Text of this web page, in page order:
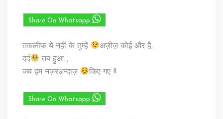
Share On Whatsapp
तकलीफ़ ये नहीं के तुम्हें
अज़ीज़ कोई और है,
दर्द
तब हुआ..,
जब हम नज़रअन्दाज़
किए गए..!!
Share On Whatsapp